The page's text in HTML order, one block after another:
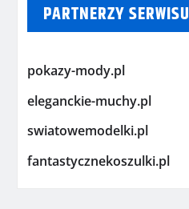
PARTNERZY SERWISU
pokazy-mody.pl
eleganckie-muchy.pl
swiatowemodelki.pl
fantastycznekoszulki.pl